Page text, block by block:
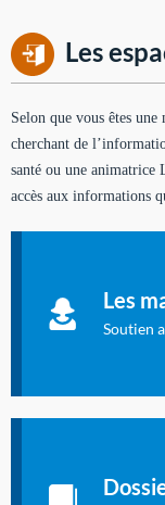
Les
Selon que vous êtes
cherchant de
santé ou une
accès aux informations
Les
Soutien
à allaiter et vous
concernent
dernières études